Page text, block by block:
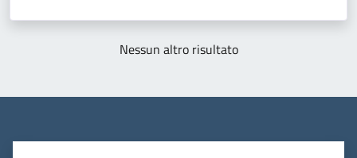
Nessun altro risultato